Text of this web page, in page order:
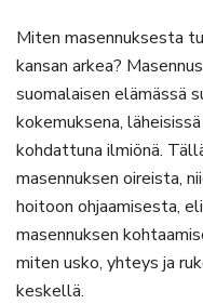
Miten masennuksesta
kansan arkea?
suomalaisen elämässä
kokemuksena,
kohdattuna ilmiönä.
masennuksen oireista,
hoitoon ohjaamisesta,
masennuksen
miten usko, yhteys ja
keskellä.